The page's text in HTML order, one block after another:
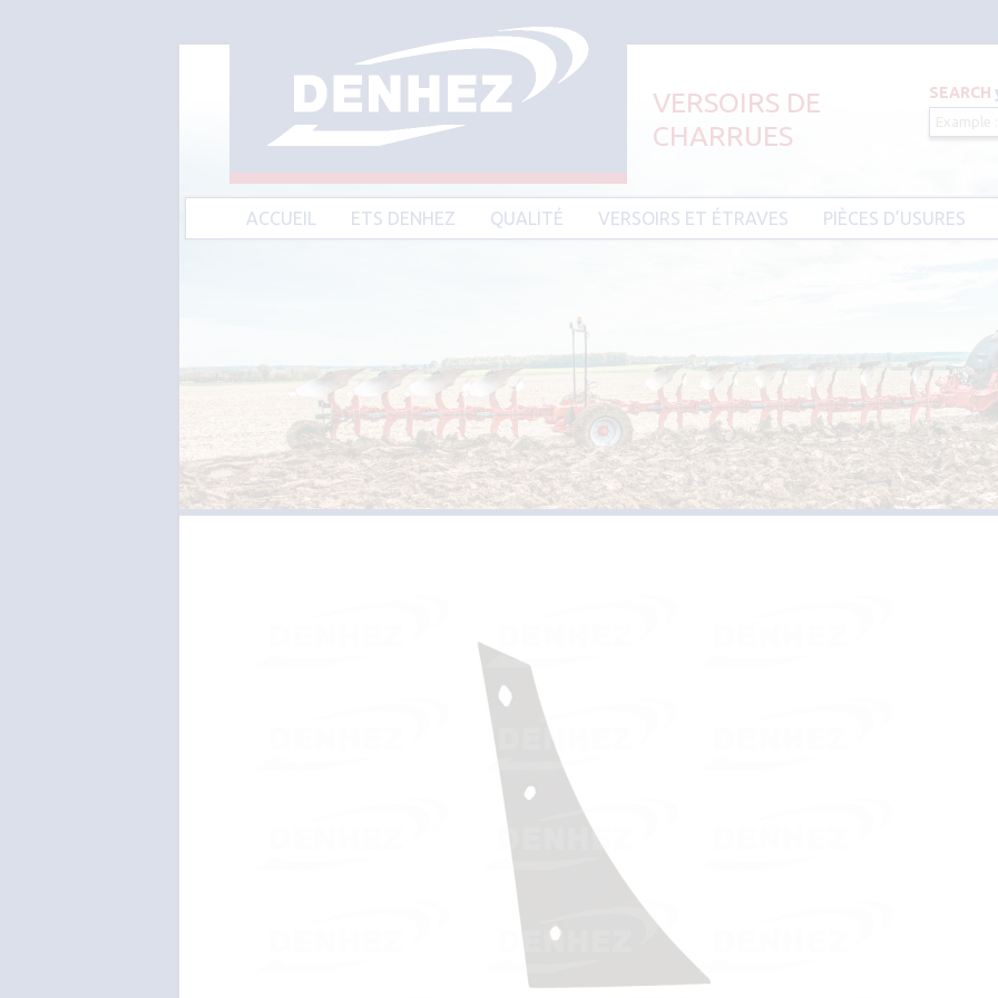
VERSOIRS DE
CHARRUES
SEARCH
Aller au contenu principal
ACCUEIL ETS DENHEZ QUALITÉ VERSOIRS ET ÉTRAVES
VERSOIRS ET ÉTRAVES TYPE DURO
VERSOIRS ET ÉTRAVES TYPE EBRA
VERSOIRS ET ÉTRAVES TYPE GOIZIN
VERSOIRS ET ÉTRAVES TYPE GRÉGOIRE
BESSON
VERSOIRS ET ÉTRAVES TYPE SOUCHU
PINET
VERSOIRS ET ÉTRAVES TYPE VOGEL ET
VERSOIRS TYPE BONNEL
VERSOIRS TYPE CHARLIER
PIÈCES D’USURES
PIÈCES D’USURES TYPE
PIÈCES D’USURES TYPE IH
PIÈCES D’USURES TYPE
PIÈCES D’USURES TYPE
PIÈCES D’USURES TYPE
PIÈCES D’USURES TYPE
PIÈCES D’USURES TYPE